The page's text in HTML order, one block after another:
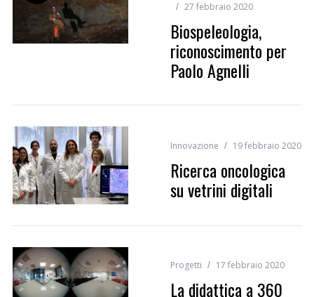
27 febbraio 2020
Biospeleologia,
riconoscimento per
Paolo Agnelli
Innovazione 19 febbraio 2020
Ricerca oncologica
su vetrini digitali
Progetti 17 febbraio 2020
La didattica a 360